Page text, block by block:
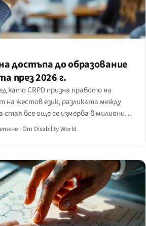
достъпа до образование
през 2026 г.
като CRPD призна правото на
на жестов език, разликата между
стая все още се измерва в милиони.
през 2026 г. в шест държави, три
затварят.
·От Disability World